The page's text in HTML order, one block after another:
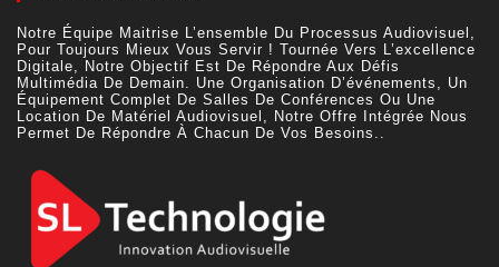
Notre Équipe Maitrise L’ensemble Du Processus Audiovisuel,
Pour Toujours Mieux Vous Servir ! Tournée Vers L’excellence
Digitale, Notre Objectif Est De Répondre Aux Défis
Multimédia De Demain. Une Organisation D’événements, Un
Équipement Complet De Salles De Conférences Ou Une
Location De Matériel Audiovisuel, Notre Offre Intégrée Nous
Permet De Répondre À Chacun De Vos Besoins..